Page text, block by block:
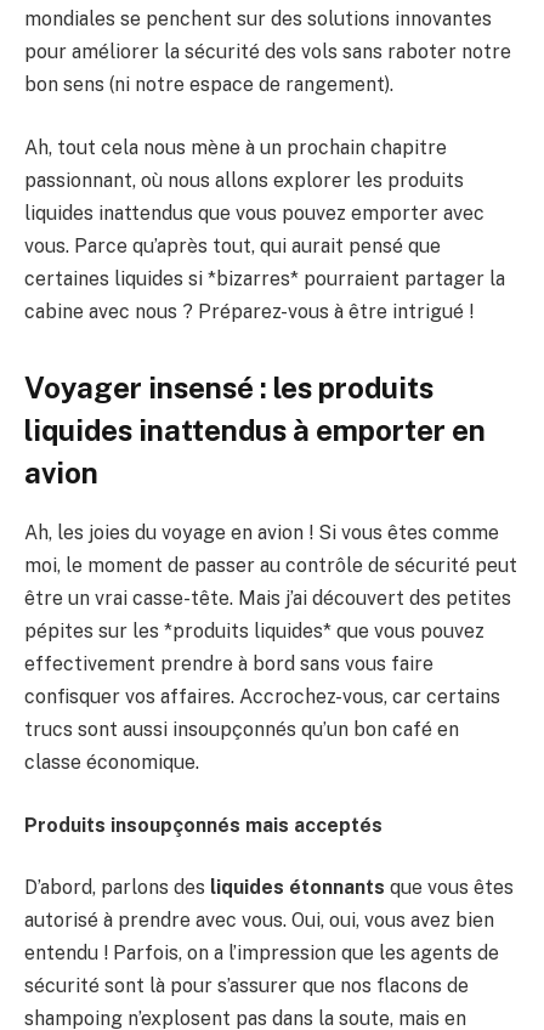
mondiales se penchent sur des solutions innovantes
pour améliorer la sécurité des vols sans raboter notre
bon sens (ni notre espace de rangement).
Ah, tout cela nous mène à un prochain chapitre
passionnant, où nous allons explorer les produits
liquides inattendus que vous pouvez emporter avec
vous. Parce qu’après tout, qui aurait pensé que
certaines liquides si *bizarres* pourraient partager la
cabine avec nous ? Préparez-vous à être intrigué !
Voyager insensé : les produits
liquides inattendus à emporter en
avion
Ah, les joies du voyage en avion ! Si vous êtes comme
moi, le moment de passer au contrôle de sécurité peut
être un vrai casse-tête. Mais j’ai découvert des petites
pépites sur les *produits liquides* que vous pouvez
effectivement prendre à bord sans vous faire
confisquer vos affaires. Accrochez-vous, car certains
trucs sont aussi insoupçonnés qu’un bon café en
classe économique.
Produits insoupçonnés mais acceptés
D’abord, parlons des liquides étonnants que vous êtes
autorisé à prendre avec vous. Oui, oui, vous avez bien
entendu ! Parfois, on a l’impression que les agents de
sécurité sont là pour s’assurer que nos flacons de
shampoing n’explosent pas dans la soute, mais en